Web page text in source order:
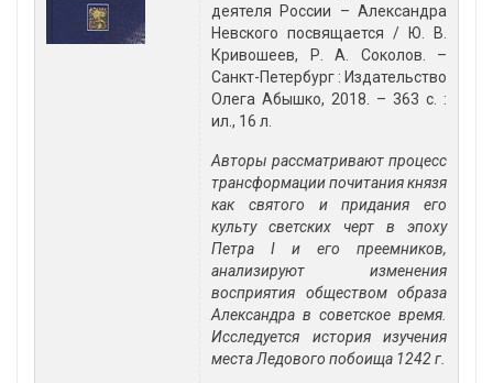
деятеля России – Александра
Невского посвящается / Ю. В.
Кривошеев, Р. А. Соколов. –
Санкт-Петербург : Издательство
Олега Абышко, 2018. – 363 с. :
ил., 16 л.
Авторы рассматривают процесс
трансформации почитания князя
как святого и придания его
культу светских черт в эпоху
Петра I и его преемников,
анализируют изменения
восприятия обществом образа
Александра в советское время.
Исследуется история изучения
места Ледового побоища 1242 г.